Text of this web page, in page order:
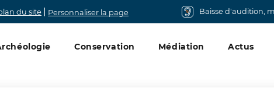
Baisse d'audition,
du site Personnaliser la page
Conservation Médiation Actus